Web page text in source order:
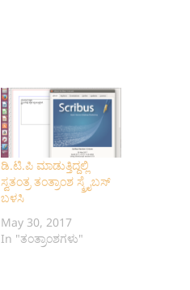
ಡಿ‍.ಟಿ.ಪಿ ಮಾಡುತ್ತಿದ್ದಲ್ಲಿ
ಸ್ವತಂತ್ರ ತಂತ್ರಾಂಶ ಸ್ಕ್ರೈಬಸ್
ಬಳಸಿ
May 30, 2017
In "ತಂತ್ರಾಂಶಗಳು"